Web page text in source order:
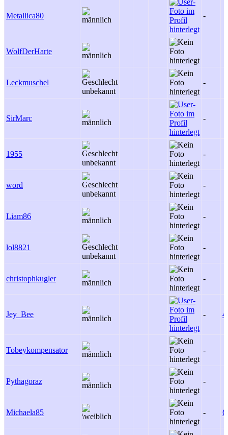
Metallica80 -
WolfDerHarte
Leckmuschel -
SirMarc -
1955 -
word -
Liam86 -
lol8821 -
christophkugler -
Jey_Bee - 4
Tobeykompensator -
Pythagoraz -
Michaela85 - 6